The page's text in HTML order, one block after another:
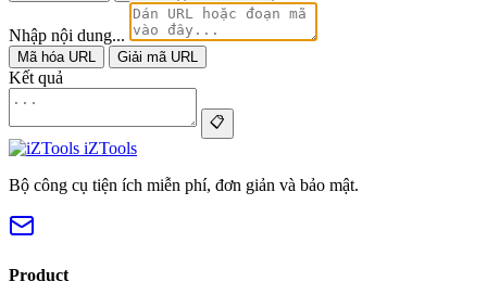
Nhập nội dung...
Mã hóa URL Giải mã URL
Kết quả
📋
iZTools
Bộ công cụ tiện ích miễn phí, đơn giản và bảo mật.
Product